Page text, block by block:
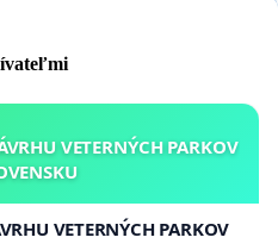
VETERNÝCH PARKOV
VETERNÝCH PARKOV